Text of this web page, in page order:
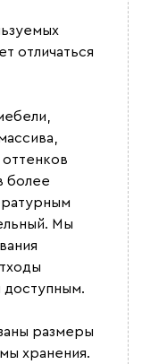
отличаться
более
Мы
доступным.
размеры
хранения.